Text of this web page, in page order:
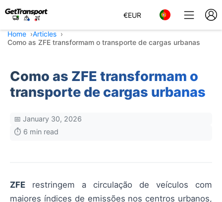
€EUR
Home
Articles
Como as ZFE transformam o transporte de cargas urbanas
Como as ZFE transformam o
transporte de cargas urbanas
📅 January 30, 2026
⏱️ 6 min read
ZFE restringem a circulação de veículos com
maiores índices de emissões nos centros urbanos,